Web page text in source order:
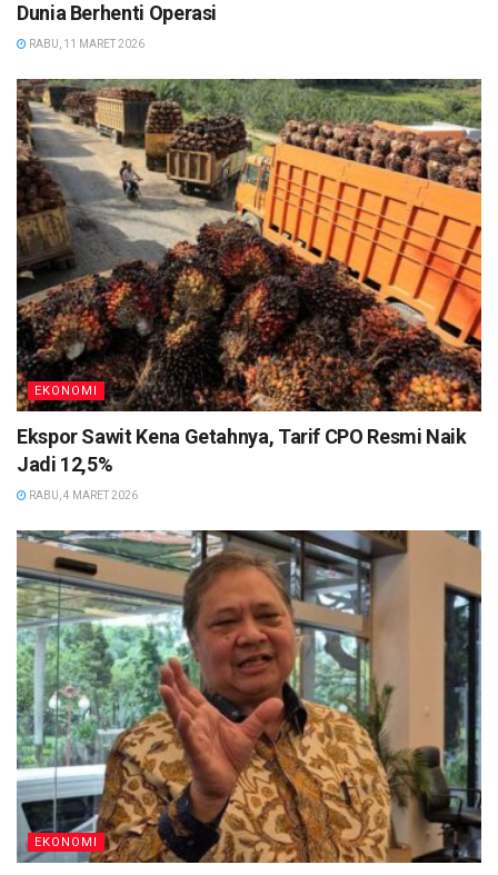
Dunia Berhenti Operasi
RABU, 11 MARET 2026
EKONOMI
Ekspor Sawit Kena Getahnya, Tarif CPO Resmi Naik
Jadi 12,5%
RABU, 4 MARET 2026
EKONOMI